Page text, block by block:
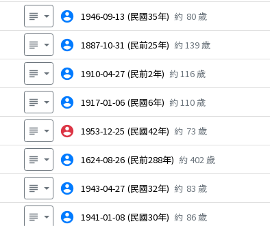
subject account_circle 1946-09-13 (民國35年) 約 80歲
subject account_circle 1887-10-31 (民前25年) 約139歲
subject account_circle 1910-04-27 (民前2年) 約116歲
subject account_circle 1917-01-06 (民國6年) 約110歲
subject account_circle 1953-12-25 (民國42年) 約 73 歲
subject account_circle 1624-08-26 (民前288年) 約402歲
subject account_circle 1943-04-27 (民國32年) 約 83 歲
subject account_circle 1941-01-08 (民國30年) 約 86歲